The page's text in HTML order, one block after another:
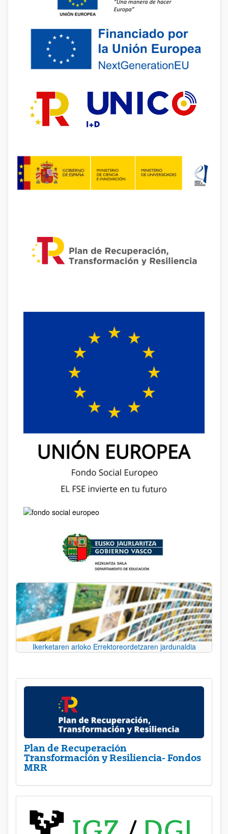
Ikerketaren arloko Errektoreordetzaren jardunaldia
Plan de Recuperación
Transformación y Resiliencia- Fondos
MRR